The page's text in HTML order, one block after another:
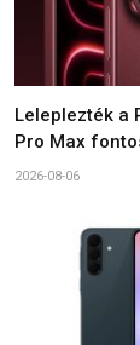
Leleplezték a
Pro Max
2026-08-06